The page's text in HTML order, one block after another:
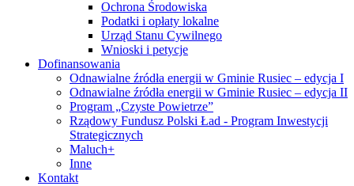
Ochrona Środowiska
Podatki i opłaty lokalne
Urząd Stanu Cywilnego
Wnioski i petycje
Dofinansowania
Odnawialne źródła energii w Gminie Rusiec – edycja I
Odnawialne źródła energii w Gminie Rusiec – edycja II
Program „Czyste Powietrze”
Rządowy Fundusz Polski Ład - Program Inwestycji
Strategicznych
Maluch+
Inne
Kontakt